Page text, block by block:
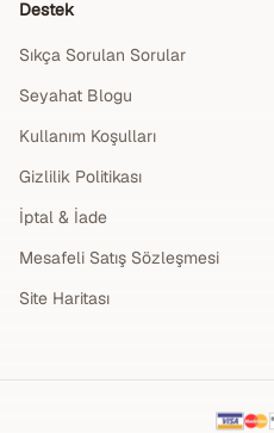
Destek
Sıkça Sorulan Sorular
Seyahat Blogu
Kullanım Koşulları
Gizlilik Politikası
İptal & İade
Mesafeli Satış Sözleşmesi
Site Haritası